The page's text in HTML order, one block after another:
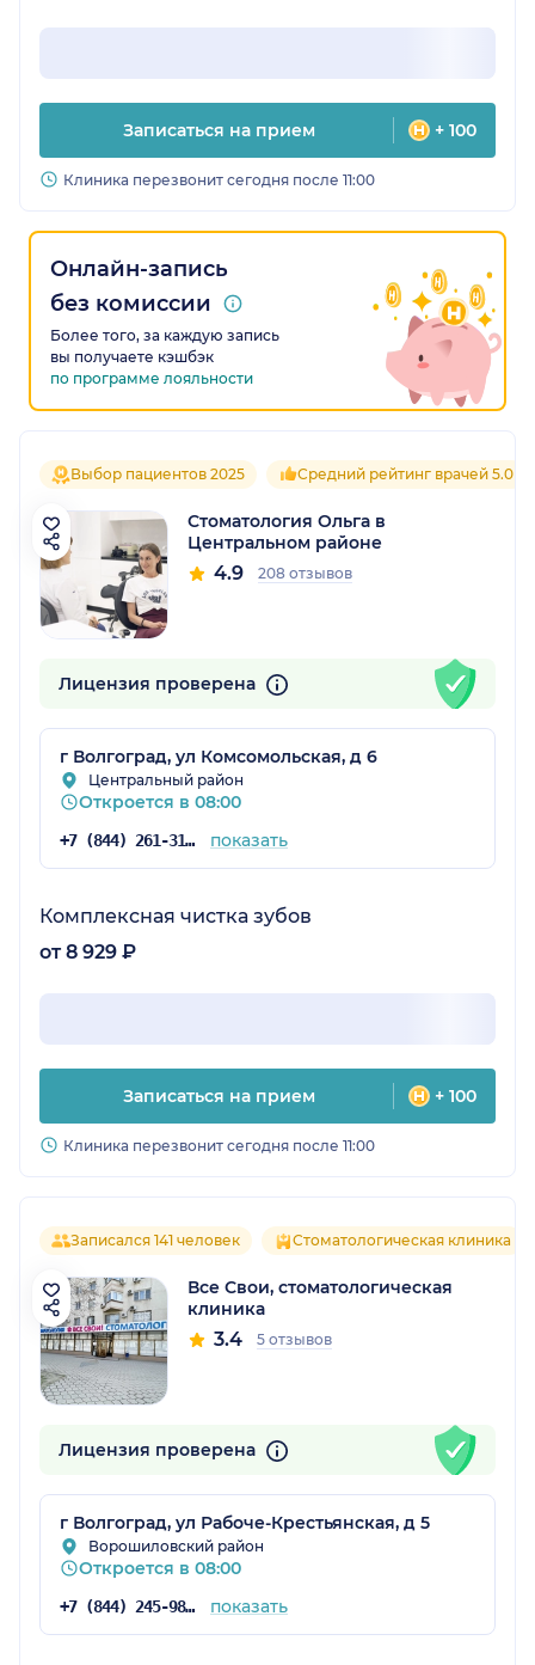
Записаться на прием + 100
Клиника перезвонит сегодня после 11:00
Онлайн-запись
без комиссии
Более того, за каждую запись
вы получаете кэшбэк
по программе лояльности
Выбор пациентов 2025 Средний рейтинг врачей 5.0
Стоматология Ольга в
Центральном районе
4.9 208 отзывов
Лицензия проверена
г Волгоград, ул Комсомольская, д 6
Центральный район
Откроется в 08:00
+7 (844) 261-31-28 показать
Комплексная чистка зубов
от 8 929 ₽
Записаться на прием + 100
Клиника перезвонит сегодня после 11:00
Записался 141 человек Стоматологическая клиника
Все Свои, стоматологическая
клиника
3.4 5 отзывов
Лицензия проверена
г Волгоград, ул Рабоче-Крестьянская, д 5
Ворошиловский район
Откроется в 08:00
+7 (844) 245-98-46 показать